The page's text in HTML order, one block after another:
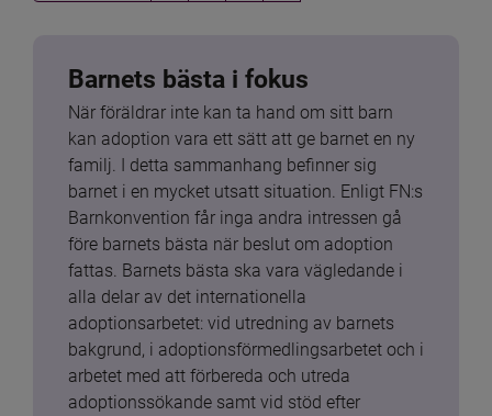
Barnets bästa i fokus
När föräldrar inte kan ta hand om sitt barn
kan adoption vara ett sätt att ge barnet en ny
familj. I detta sammanhang befinner sig
barnet i en mycket utsatt situation. Enligt FN:s
Barnkonvention får inga andra intressen gå
före barnets bästa när beslut om adoption
fattas. Barnets bästa ska vara vägledande i
alla delar av det internationella
adoptionsarbetet: vid utredning av barnets
bakgrund, i adoptionsförmedlingsarbetet och i
arbetet med att förbereda och utreda
adoptionssökande samt vid stöd efter